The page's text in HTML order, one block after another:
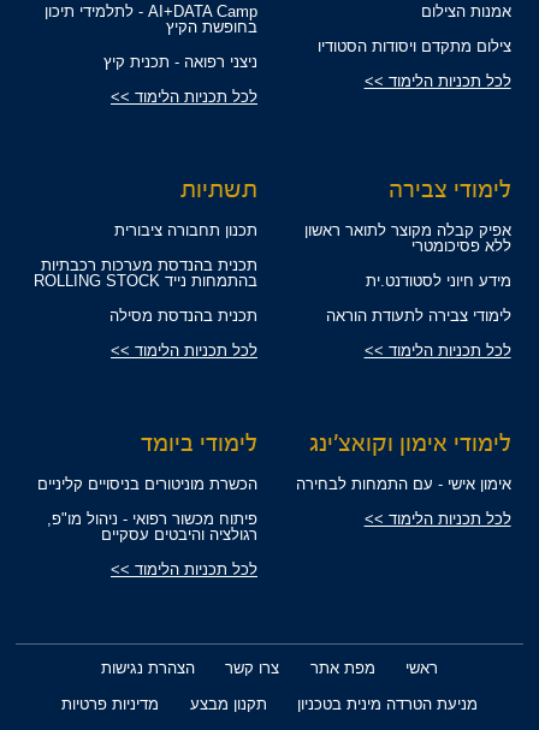
אמנות הצילום
צילום מתקדם ויסודות הסטודיו
לכל תכניות הלימוד >>
AI+DATA Camp - לתלמידי תיכון
בחופשת הקיץ
ניצני רפואה - תכנית קיץ
לכל תכניות הלימוד >>
לימודי צבירה
אפיק קבלה מקוצר לתואר ראשון
ללא פסיכומטרי
מידע חיוני לסטודנט.ית
לימודי צבירה לתעודת הוראה
לכל תכניות הלימוד >>
תשתיות
תכנון תחבורה ציבורית
תכנית בהנדסת מערכות רכבתיות
בהתמחות נייד ROLLING STOCK
תכנית בהנדסת מסילה
לכל תכניות הלימוד >>
לימודי אימון וקואצ'ינג
אימון אישי - עם התמחות לבחירה
לכל תכניות הלימוד >>
לימודי ביומד
הכשרת מוניטורים בניסויים קליניים
פיתוח מכשור רפואי - ניהול מו"פ,
רגולציה והיבטים עסקיים
לכל תכניות הלימוד >>
ראשי מפת אתר צרו קשר
הצהרת נגישות
מניעת הטרדה מינית בטכניון
תקנון מבצע מדיניות פרטיות